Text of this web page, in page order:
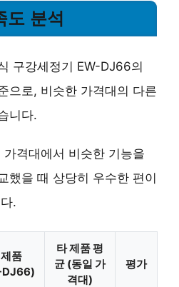
도 분석
구강세정기 EW-DJ66의
으로, 비슷한 가격대의 다른
니다.
격대에서 비슷한 기능을
했을 때 상당히 우수한 편이
.
품
DJ66)
타 제품 평
균 (동일 가
격대)
평가